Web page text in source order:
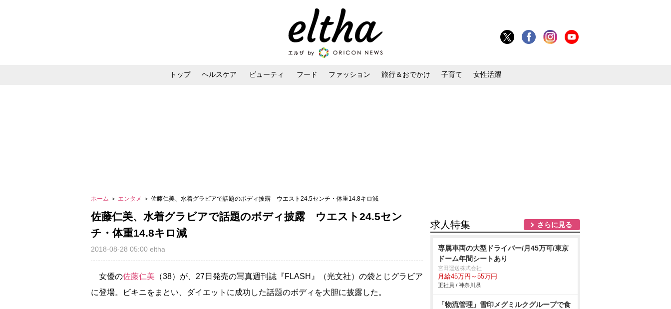
トップ ヘルスケア ビューティ フード ファッション 旅行＆おでかけ 子育て 女性活躍
ホーム ＞ エンタメ ＞ 佐藤仁美、水着グラビアで話題のボディ披露 ウエスト24.5センチ・体重14.8キロ減
佐藤仁美、水着グラビアで話題のボディ披露 ウエスト24.5セン
チ・体重14.8キロ減
2018-08-28 05:00 eltha
女優の佐藤仁美 （38）が、27日発売の写真週刊誌『FLASH』（光文社）の袋とじグラビア
に登場。ビキニをまとい、ダイエットに成功した話題のボディを大胆に披露した。
求人特集 さらに見る
専属車両の大型ドライバー/月45万可/東京
ドーム年間シートあり
宮田運送株式会社
月給45万円～55万円
正社員 / 神奈川県
「物流管理」雪印メグミルクグループで食